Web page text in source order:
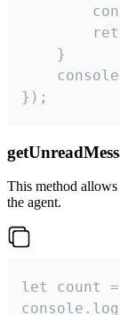
    }
});
This method allows
the agent.
let count =